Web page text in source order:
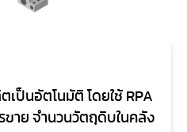
เป็นอัตโนมัติ โดยใช้ RPA
ขาย จำนวนวัตถุดิบในคลัง